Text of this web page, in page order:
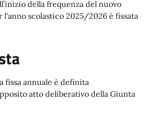
della frequenza del nuovo
l'anno scolastico 2025/2026 è fissata
fissa annuale è definita
atto deliberativo della Giunta